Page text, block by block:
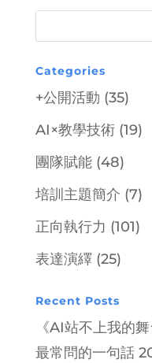
Categories
+公開活動 (35)
AI×教學技術(19)
團隊賦能(48)
培訓主題簡介 (7)
正向執行力 (101)
表達演繹 (25)
Recent Posts
《AI站不上我的
最常問的一句話